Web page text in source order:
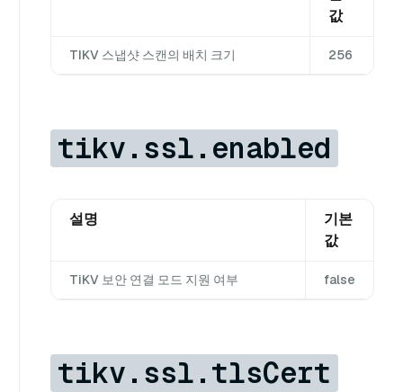
값
TIKV 스냅샷 스캔의 배치 크기 256
tikv.ssl.enabled
설명
기본
값
TiKV 보안 연결 모드 지원 여부 false
tikv.ssl.tlsCert